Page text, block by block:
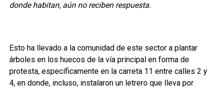
donde habitan, aún no reciben respuesta.
Esto ha llevado a la comunidad de este sector a plantar
árboles en los huecos de la vía principal en forma de
protesta, específicamente en la carreta 11 entre calles 2 y
4, en donde, incluso, instalaron un letrero que lleva por